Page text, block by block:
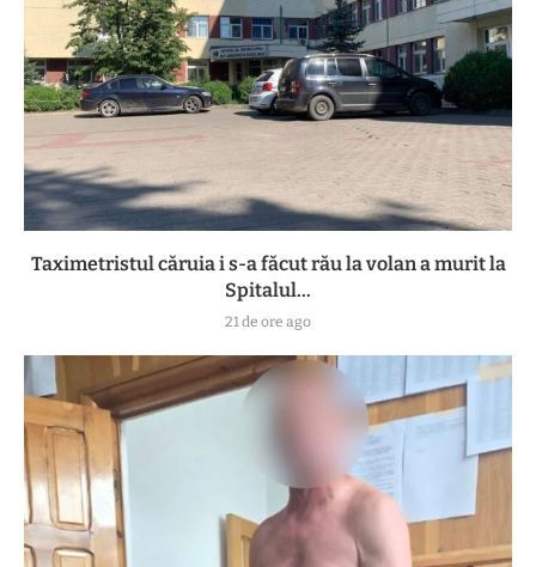
Taximetristul căruia i s-a făcut rău la volan a murit la
Spitalul...
21 de ore ago